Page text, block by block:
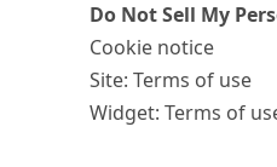
Do Not Sell My
Cookie notice
Site: Terms of use
Widget: Terms of